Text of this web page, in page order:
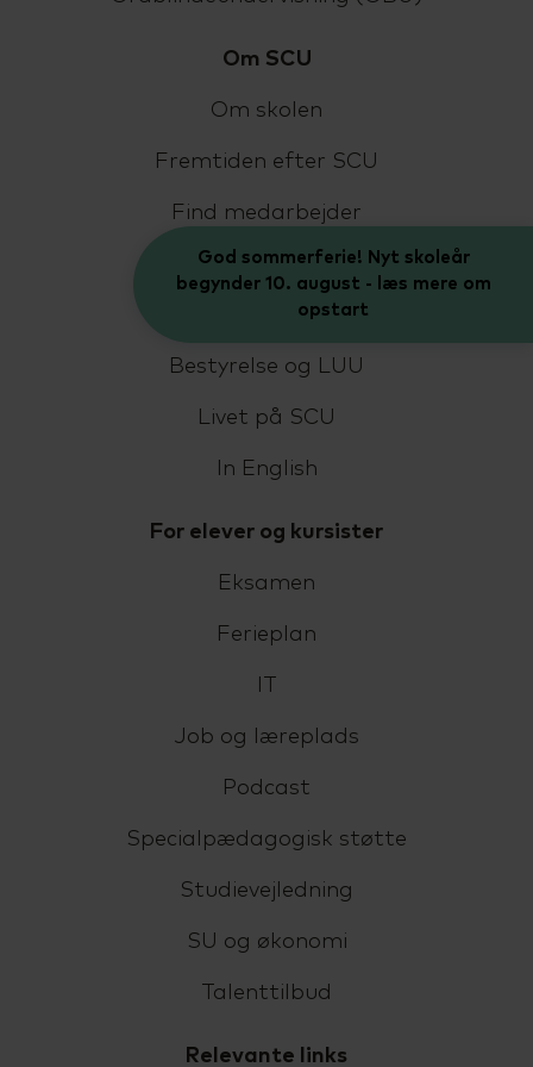
Om SCU
Om skolen
Fremtiden efter SCU
Find medarbejder
Kontakt
Job på SCU
Bestyrelse og LUU
Livet på SCU
In English
For elever og kursister
Eksamen
Ferieplan
Job og læreplads
Podcast
Specialpædagogisk støtte
Studievejledning
SU og økonomi
Talenttilbud
Relevante links
God sommerferie! Nyt skoleår
begynder 10. august - læs mere om
opstart